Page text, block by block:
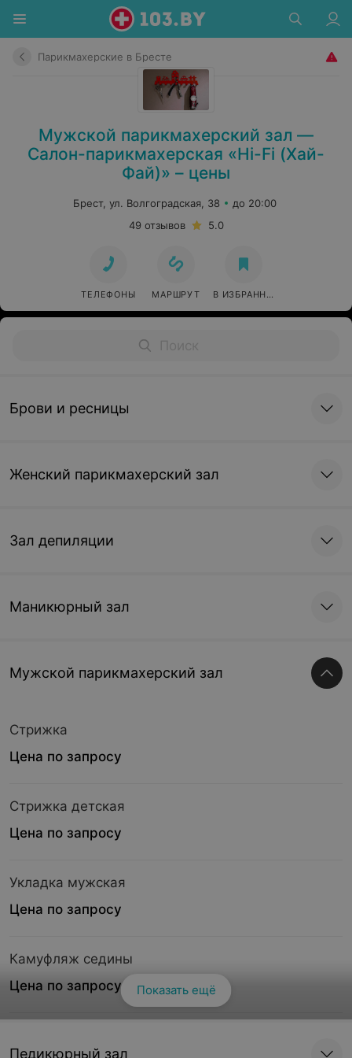
Парикмахерские в Бресте
Мужской парикмахерский зал —
Салон-парикмахерская «Hi-Fi (Хай-
Фай)» – цены
Брест, ул. Волгоградская, 38
до 20:00
49 отзывов
5.0
ТЕЛЕФОНЫ МАРШРУТ В ИЗБРАННОЕ
Брови и ресницы
Женский парикмахерский зал
Зал депиляции
Маникюрный зал
Мужской парикмахерский зал
Стрижка
Цена по запросу
Стрижка детская
Цена по запросу
Укладка мужская
Цена по запросу
Камуфляж седины
Цена по запросу
Показать ещё
Педикюрный зал